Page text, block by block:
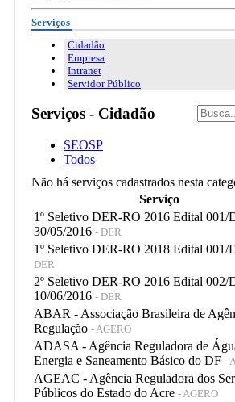
Serviços
Cidadão
Empresa
Intranet
Servidor Público
Serviços - Cidadão
SEOSP
Todos
Não há serviços cadastrados nesta
Serviço
1º Seletivo DER-RO 2016 Edital 001/
30/05/2016 - DER
1º Seletivo DER-RO 2018 Edital 001/
DER
2º Seletivo DER-RO 2016 Edital 002/
10/06/2016 - DER
ABAR - Associação Brasileira de
Regulação - AGERO
ADASA - Agência Reguladora de
Energia e Saneamento Básico do DF -
AGEAC - Agência Reguladora dos
Públicos do Estado do Acre - AGERO